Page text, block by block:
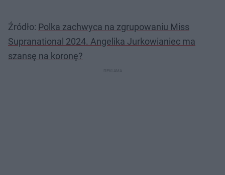
Źródło: Polka zachwyca na zgrupowaniu Miss
Supranational 2024. Angelika Jurkowianiec ma
szansę na koronę?